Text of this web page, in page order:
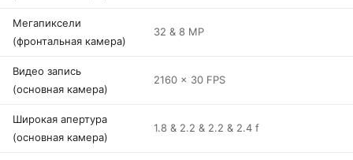
Мегапиксели
(фронтальная камера)
32 & 8 MP
Видео запись
(основная камера)
2160 x 30 FPS
Широкая апертура
(основная камера)
1.8 & 2.2 & 2.2 & 2.4 f